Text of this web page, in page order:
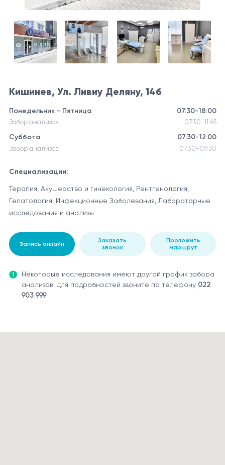
Кишинев, Ул. Ливиу Деляну, 14б
Понедельник - Пятница 07:30-18:00
Забор анализов 07:30-11:45
Суббота 07:30-12:00
Забор анализов 07:30-09:30
Специализации:
Терапия, Акушерство и гинекология, Рентгенология,
Гепатология, Инфекционные Заболевания, Лабораторные
исследования и анализы
Запись онлайн
Заказать
звонок
Проложить
маршрут
Некоторые исследования имеют другой график забора
анализов, для подробностей звоните по телефону 022
903 999